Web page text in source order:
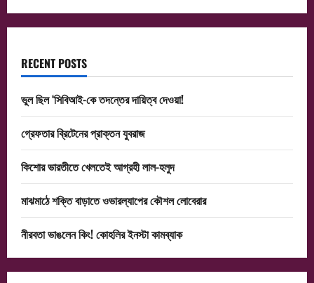
RECENT POSTS
ভুল ছিল ‘সিবিআই-কে তদন্তের দায়িত্ব দেওয়া!
গ্রেফতার ব্রিটেনের প্রাক্তন যুবরাজ
কিশোর ভারতীতে খেলতেই আগ্রহী লাল-হলুদ
মাঝমাঠে শক্তি বাড়াতে ওভারল্যাপের কৌশল লোবেরার
নীরবতা ভাঙলেন কিং! কোহলির ইনস্টা কামব্যাক